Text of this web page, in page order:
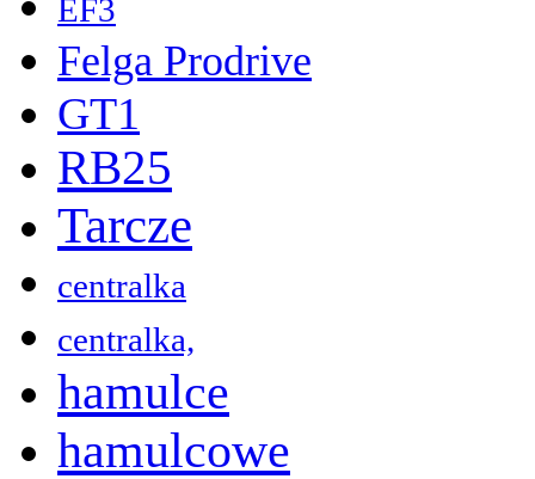
EF3
Felga Prodrive
GT1
RB25
Tarcze
centralka
centralka,
hamulce
hamulcowe